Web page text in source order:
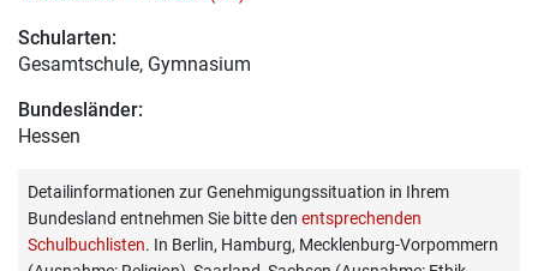
Schularten:
Gesamtschule, Gymnasium
Bundesländer:
Hessen
Detailinformationen zur Genehmigungssituation in Ihrem
Bundesland entnehmen Sie bitte den entsprechenden
Schulbuchlisten. In Berlin, Hamburg, Mecklenburg-Vorpommern